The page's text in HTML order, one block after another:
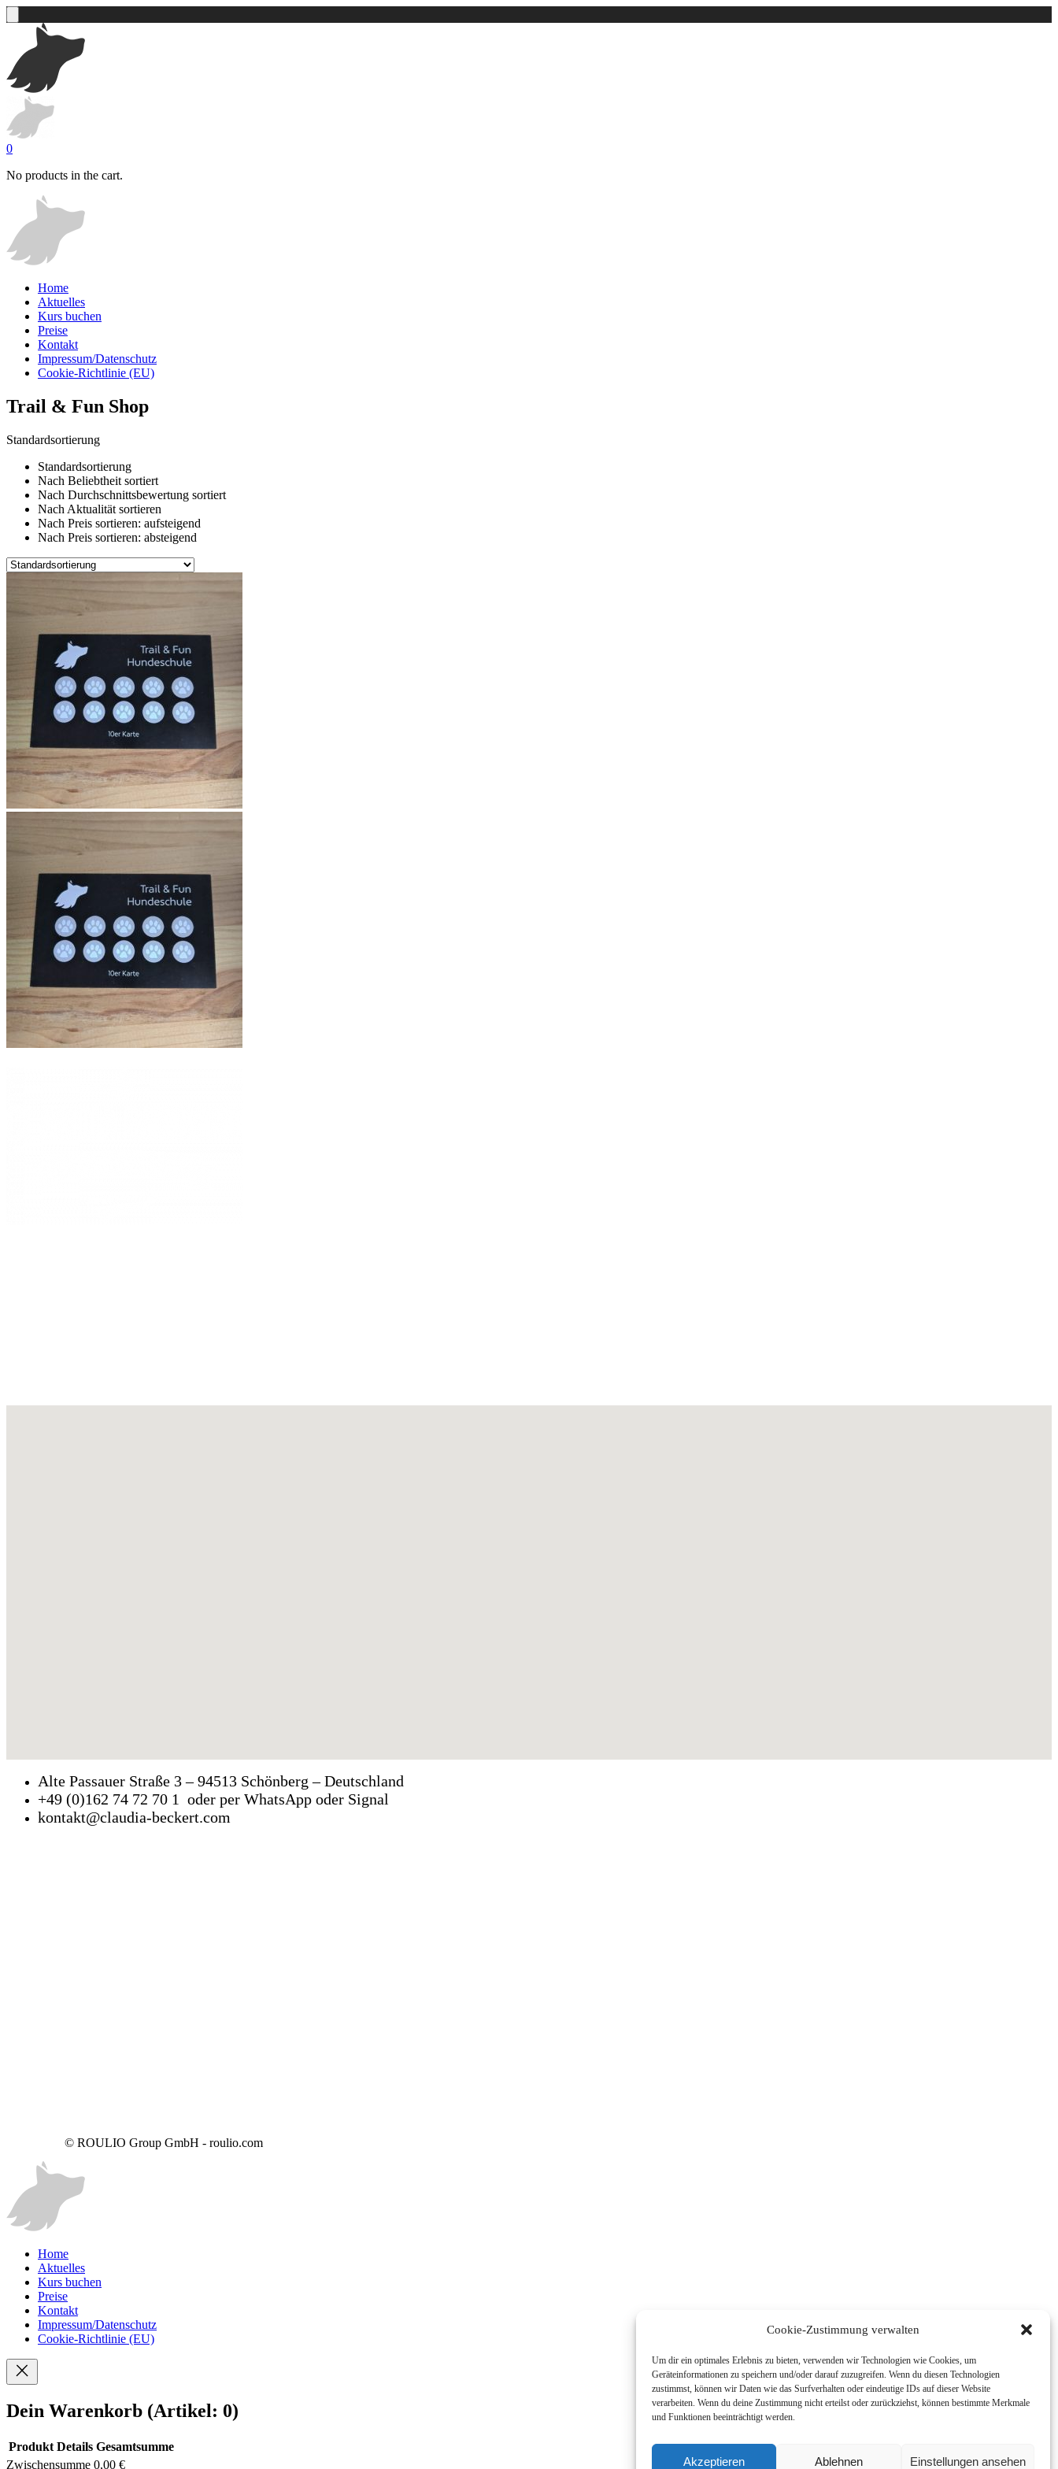
Cookie-Zustimmung verwalten
Um dir ein optimales Erlebnis zu bieten, verwenden wir Technologien wie Cookies, um
Geräteinformationen zu speichern und/oder darauf zuzugreifen. Wenn du diesen Technologien
zustimmst, können wir Daten wie das Surfverhalten oder eindeutige IDs auf dieser Website
verarbeiten. Wenn du deine Zustimmung nicht erteilst oder zurückziehst, können bestimmte Merkmale
und Funktionen beeinträchtigt werden.
Akzeptieren Ablehnen Einstellungen ansehen
0
No products in the cart.
Home
Aktuelles
Kurs buchen
Preise
Kontakt
Impressum/Datenschutz
Cookie-Richtlinie (EU)
Trail & Fun Shop
Standardsortierung
Standardsortierung
Nach Beliebtheit sortiert
Nach Durchschnittsbewertung sortiert
Nach Aktualität sortieren
Nach Preis sortieren: aufsteigend
Nach Preis sortieren: absteigend
Alte Passauer Straße 3 – 94513 Schönberg – Deutschland
+49 (0)162 74 72 70 1 oder per WhatsApp oder Signal
kontakt@claudia-beckert.com
© ROULIO Group GmbH - roulio.com
Home
Aktuelles
Kurs buchen
Preise
Kontakt
Impressum/Datenschutz
Cookie-Richtlinie (EU)
Dein Warenkorb (Artikel: 0)
Produkt Details Gesamtsumme
Zwischensumme 0,00 €